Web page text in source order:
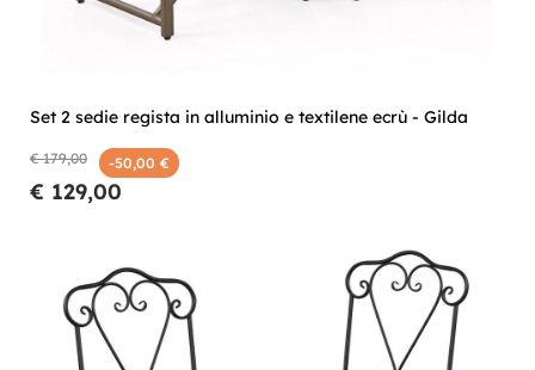
Set 2 sedie regista in alluminio e textilene ecrù - Gilda
€ 179,00 -50,00 €
€ 129,00